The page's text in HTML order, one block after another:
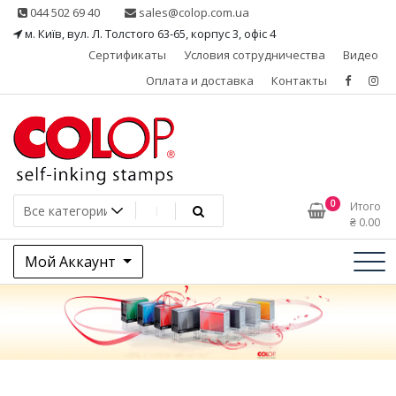
Skip 044 502 69 40
sales@colop.com.ua
м. Київ, вул. Л. Толстого 63-65, корпус 3, офіс 4
Сертификаты
Условия сотрудничества
Видео
Оплата и доставка
Контакты
КОЛОП – эксклюзивный
представитель в Украине
одного из ведущих
производителей
штемпельной продукции,
0
Итого
₴ 0.00
Мой Аккаунт